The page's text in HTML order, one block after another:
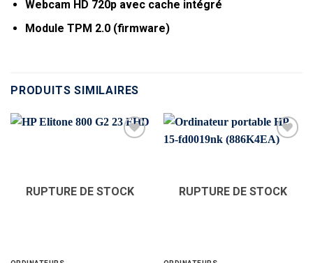
Webcam HD 720p avec cache intégré
Module TPM 2.0 (firmware)
PRODUITS SIMILAIRES
RUPTURE DE STOCK RUPTURE DE STOCK